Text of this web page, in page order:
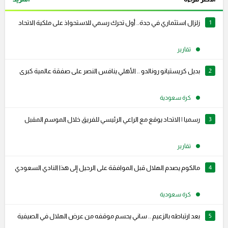
1 زلزال استثماري في جدة.. أول تحرك رسمي للاستحواذ على ملكية الاتحاد
تقارير
2 بديل كريستيانو رونالدو .. الأهلي ينافس النصر على صفقة عالمية كبرى
كرة سعودية
3 رسميا | الاتحاد يوقع مع الراعي الرئيسي للفريق خلال الموسم المقبل
تقارير
4 مالكوم يصدم الهلال قبل الموافقة على الرحيل إلى هذا النادي السعودي
كرة سعودية
5 بعد ارتباطه بالزعيم .. ساني يحسم موقفه من عرض الهلال في الصيفية